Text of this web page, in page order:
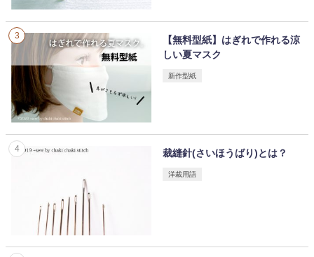
【無料型紙】はぎれで作れる涼
しい夏マスク
新作型紙
裁縫針(さいほうばり)とは？
洋裁用語